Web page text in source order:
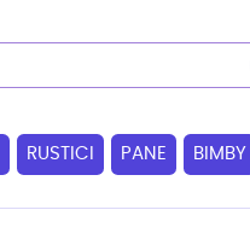
RUSTICI PANE BIMBY